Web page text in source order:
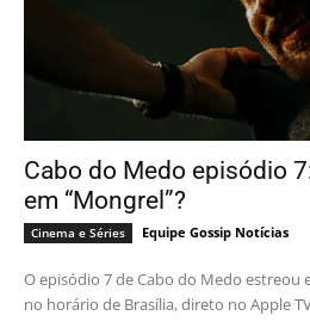
Cabo do Medo episódio
em “Mongrel”?
Cinema e Séries Equipe Gossip Notícias
O episódio 7 de Cabo do Medo estreou
no horário de Brasília, direto no Apple